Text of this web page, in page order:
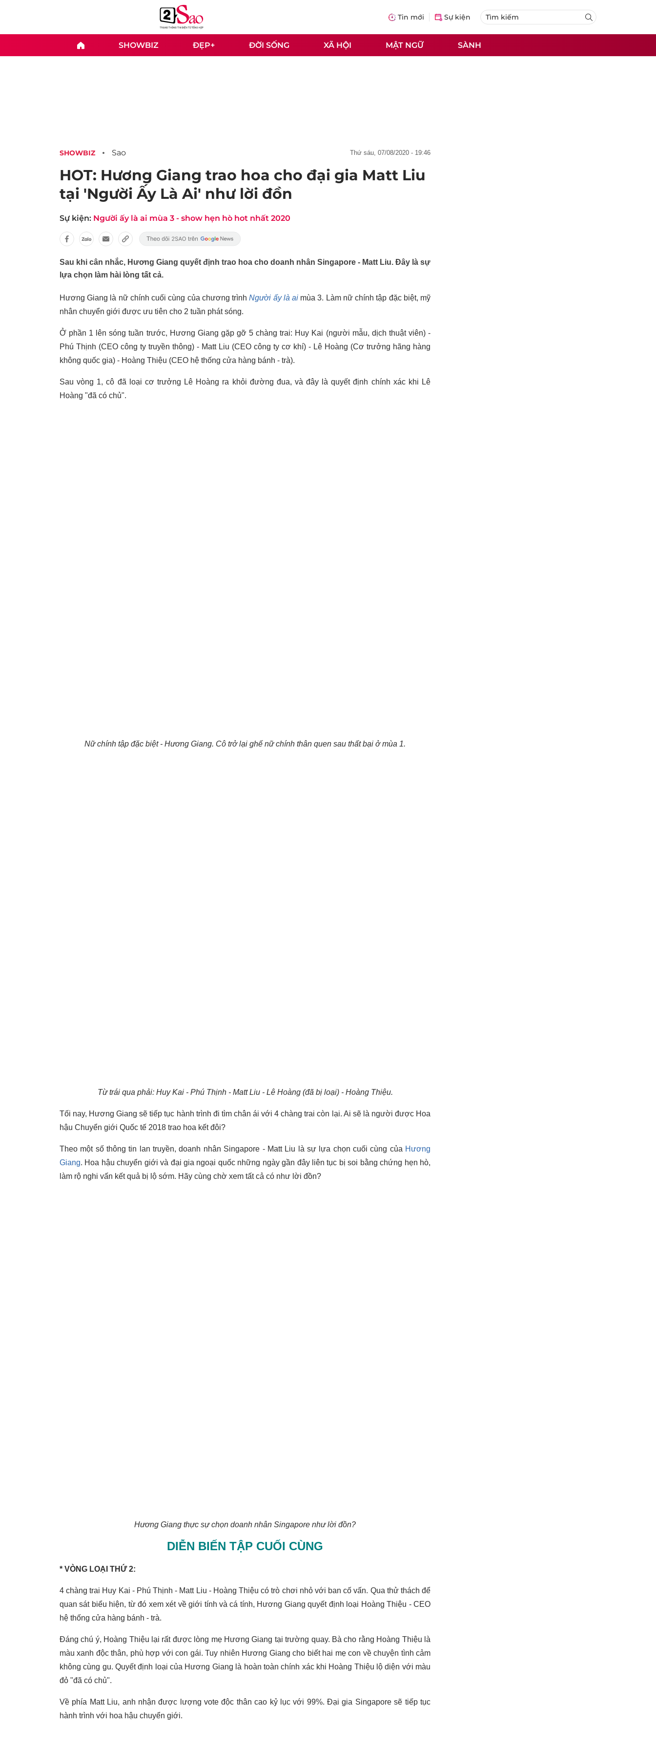
Tin mới Sự kiện
SHOWBIZ ĐẸP+ ĐỜI SỐNG XÃ HỘI MẬT NGỮ SÀNH
SHOWBIZ Sao thứ sáu, 07/08/2020 - 19:46
HOT: Hương Giang trao hoa cho đại gia Matt Liu
tại 'Người Ấy Là Ai' như lời đồn
Sự kiện: Người ấy là ai mùa 3 - show hẹn hò hot nhất 2020
Sau khi cân nhắc, Hương Giang quyết định trao hoa cho doanh nhân Singapore - Matt Liu. Đây là sự
lựa chọn làm hài lòng tất cả.
Hương Giang là nữ chính cuối cùng của chương trìnhNgười ấy là aimùa 3. Làm nữ chính tập đặc biệt, mỹ
nhân chuyển giới được ưu tiên cho 2 tuần phát sóng.
Ở phần 1 lên sóng tuần trước, Hương Giang gặp gỡ 5 chàng trai: Huy Kai (người mẫu, dịch thuật viên) -
Phú Thịnh (CEO công ty truyền thông) - Matt Liu (CEO công ty cơ khí) - Lê Hoàng (Cơ trưởng hãng hàng
không quốc gia) - Hoàng Thiệu (CEO hệ thống cửa hàng bánh - trà).
Sau vòng 1, cô đã loại cơ trưởng Lê Hoàng ra khỏi đường đua, và đây là quyết định chính xác khi Lê
Hoàng "đã có chủ".
Nữ chính tập đặc biệt - Hương Giang. Cô trở lại ghế nữ chính thân quen sau thất bại ở mùa 1.
Từ trái qua phải: Huy Kai - Phú Thịnh - Matt Liu - Lê Hoàng (đã bị loại) - Hoàng Thiệu.
Tối nay, Hương Giang sẽ tiếp tục hành trình đi tìm chân ái với 4 chàng trai còn lại. Ai sẽ là người được Hoa
hậu Chuyển giới Quốc tế 2018 trao hoa kết đôi?
Theo một số thông tin lan truyền, doanh nhân Singapore - Matt Liu là sự lựa chọn cuối cùng của Hương
Giang. Hoa hậu chuyển giới và đại gia ngoại quốc những ngày gần đây liên tục bị soi bằng chứng hẹn hò,
làm rộ nghi vấn kết quả bị lộ sớm. Hãy cùng chờ xem tất cả có như lời đồn?
Hương Giang thực sự chọn doanh nhân Singapore như lời đồn?
DIỄN BIẾN TẬP CUỐI CÙNG
* VÒNG LOẠI THỨ 2:
4 chàng trai Huy Kai - Phú Thịnh - Matt Liu - Hoàng Thiệu có trò chơi nhỏ với ban cố vấn. Qua thử thách để
quan sát biểu hiện, từ đó xem xét về giới tính và cá tính, Hương Giang quyết định loại Hoàng Thiệu - CEO
hệ thống cửa hàng bánh - trà.
Đáng chú ý, Hoàng Thiệu lại rất được lòng mẹ Hương Giang tại trường quay. Bà cho rằng Hoàng Thiệu là
màu xanh độc thân, phù hợp với con gái. Tuy nhiên Hương Giang cho biết hai mẹ con về chuyện tình cảm
không cùng gu. Quyết định loại của Hương Giang là hoàn toàn chính xác khi Hoàng Thiệu lộ diện với màu
đỏ "đã có chủ".
Về phía Matt Liu, anh nhận được lượng vote độc thân cao kỷ lục với 99%. Đại gia Singapore sẽ tiếp tục
hành trình với hoa hậu chuyển giới.